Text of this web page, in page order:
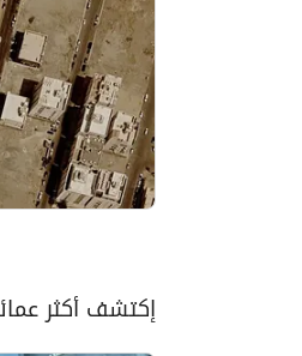
إكتشف أكثر